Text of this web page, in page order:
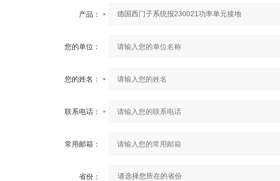
产品：
您的单位：
您的姓名：
联系电话：
常用邮箱：
省份：